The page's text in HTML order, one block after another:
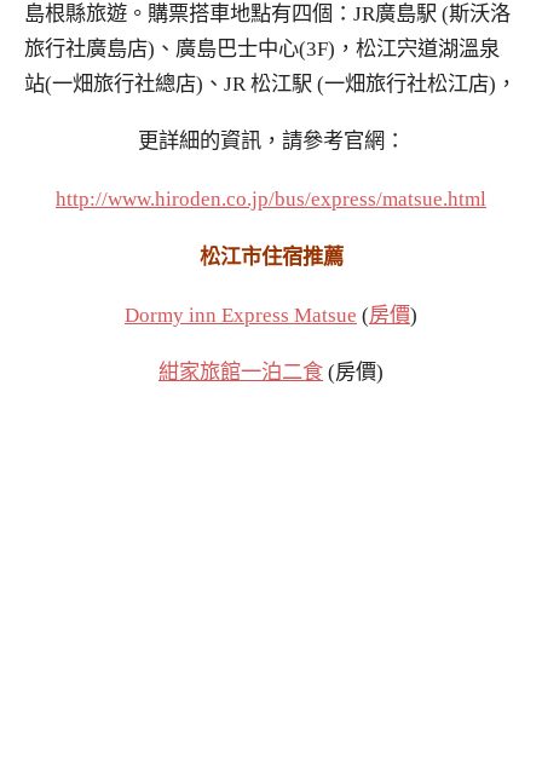
島根縣旅遊。購票搭車地點有四個：JR廣島駅 (斯沃洛
旅行社廣島店)、廣島巴士中心(3F)，松江宍道湖溫泉
站(一畑旅行社總店)、JR 松江駅 (一畑旅行社松江店)，
更詳細的資訊，請參考官網：
http://www.hiroden.co.jp/bus/express/matsue.html
松江市住宿推薦
Dormy inn Express Matsue (房價)
紺家旅館一泊二食 (房價)